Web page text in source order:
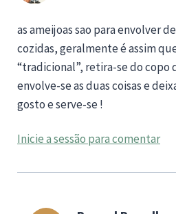
as ameijoas sao para envolver
cozidas, geralmente é assim
“tradicional”, retira-se do copo
envolve-se as duas coisas e
gosto e serve-se !
Inicie a sessão para comentar